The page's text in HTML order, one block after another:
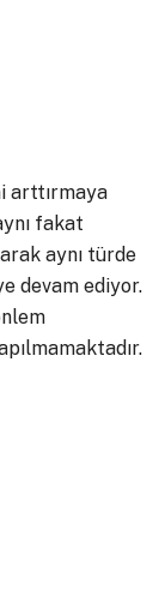
arttırmaya
fakat
aynı türde
devam ediyor.